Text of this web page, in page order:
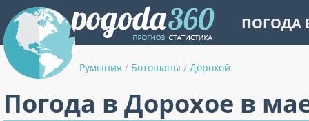
ПОГОДА
Румыния / Ботошаны / Дорохой
Погода в Дорохое в